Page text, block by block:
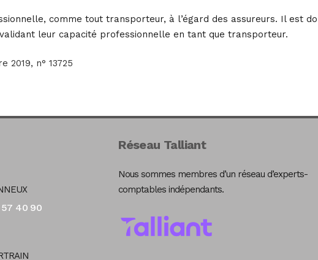
comme tout transporteur, à l’égard des assureurs. Il est
leur capacité professionnelle en tant que transporteur.
2019, n° 13725
57 40 90
Réseau Talliant
Nous sommes membres d’un réseau d’experts-
comptables indépendants.